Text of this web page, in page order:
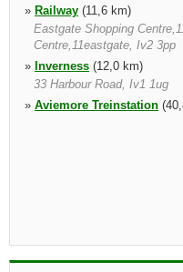
» Railway (11,6 km)
Eastgate Shopping
Centre,11eastgate, Iv2 3pp
» Inverness (12,0 km)
33 Harbour Road, Iv1 1ug
» Aviemore Treinstation